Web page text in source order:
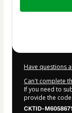
$42.00
Have questions
Can't complete
If you need to
provide the
CKTID-